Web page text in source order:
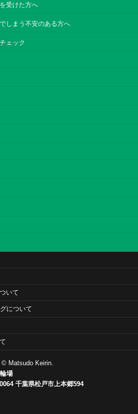
受けた方へ
しまう不安のある方へ
ェック
いて
について
© Matsudo Keirin.
場
千葉県松戸市上本郷594